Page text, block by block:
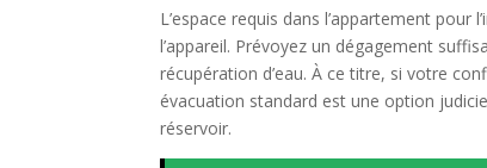
L’espace requis dans l’appartement
l’appareil. Prévoyez un dégagement
récupération d’eau. À ce titre, si votre
évacuation standard est une option
réservoir.